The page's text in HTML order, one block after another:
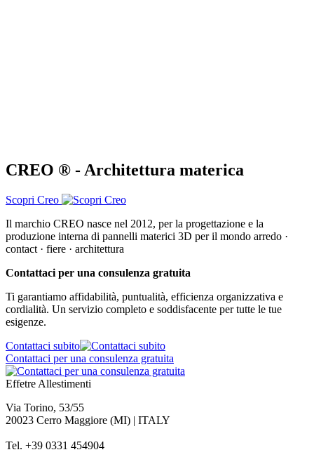
CREO ® - Architettura materica
Scopri Creo
Il marchio CREO nasce nel 2012, per la progettazione e la
produzione interna di pannelli materici 3D per il mondo arredo ·
contact · fiere · architettura
Contattaci per una consulenza gratuita
Ti garantiamo affidabilità, puntualità, efficienza organizzativa e
cordialità. Un servizio completo e soddisfacente per tutte le tue
esigenze.
Contattaci subito
Contattaci per una consulenza gratuita
Effetre Allestimenti
Via Torino, 53/55
20023 Cerro Maggiore (MI) | ITALY
Tel. +39 0331 454904